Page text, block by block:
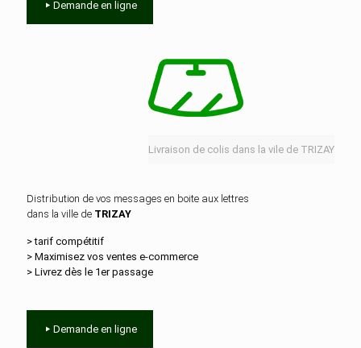
Demande en ligne
Livraison de colis dans la vile de TRIZAY
Distribution de vos messages en boite aux lettres
dans la ville de TRIZAY
> tarif compétitif
> Maximisez vos ventes e‑commerce
> Livrez dès le 1er passage
Demande en ligne